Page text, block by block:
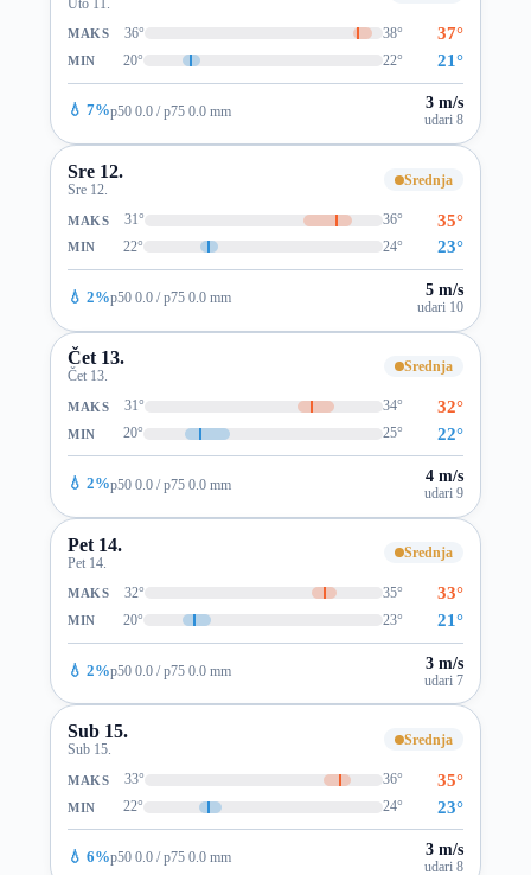
MAKS 36° 38° 37°
MIN 20° 22° 21°
💧 7%p50 0.0 / p75 0.0 mm 3 m/s
udari 8
Sre 12.
Sre 12.
Srednja
MAKS 31° 36° 35°
MIN 22° 24° 23°
💧 2%p50 0.0 / p75 0.0 mm 5 m/s
udari 10
Čet 13.
Čet 13.
Srednja
MAKS 31° 34° 32°
MIN 20° 25° 22°
💧 2%p50 0.0 / p75 0.0 mm 4 m/s
udari 9
Pet 14.
Pet 14.
Srednja
MAKS 32° 35° 33°
MIN 20° 23° 21°
💧 2%p50 0.0 / p75 0.0 mm 3 m/s
udari 7
Sub 15.
Sub 15.
Srednja
MAKS 33° 36° 35°
MIN 22° 24° 23°
💧 6%p50 0.0 / p75 0.0 mm 3 m/s
udari 8